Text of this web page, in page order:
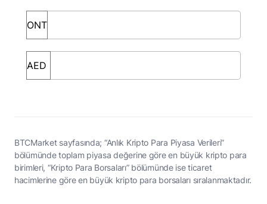
BTCMarket sayfasında; “Anlık Kripto Para Piyasa Verileri”
bölümünde toplam piyasa değerine göre en büyük kripto para
birimleri, “Kripto Para Borsaları” bölümünde ise ticaret
hacimlerine göre en büyük kripto para borsaları sıralanmaktadır.